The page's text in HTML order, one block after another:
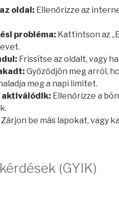
oldal: Ellenőrizze az
probléma: Kattintson az
Frissítse az oldalt, vagy
Győződjön meg arról,
meg a napi limitet.
aktiválódik: Ellenőrizze a
Zárjon be más lapokat, vagy
(GYIK)